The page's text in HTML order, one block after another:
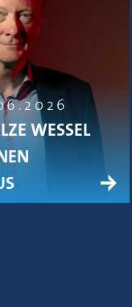
WESSEL